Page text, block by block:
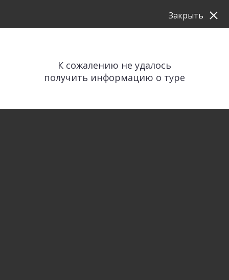
К сожалению не удалось
получить информацию о туре
Закрыть